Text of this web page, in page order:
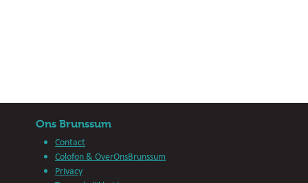
Ons Brunssum
Contact
Colofon & OverOnsBrunssum
Privacy